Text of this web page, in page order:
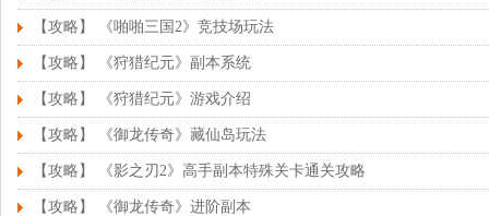
【攻略】 《啪啪三国2》竞技场玩法
【攻略】 《狩猎纪元》副本系统
【攻略】 《狩猎纪元》游戏介绍
【攻略】 《御龙传奇》藏仙岛玩法
【攻略】 《影之刃2》高手副本特殊关卡通关攻略
【攻略】 《御龙传奇》进阶副本